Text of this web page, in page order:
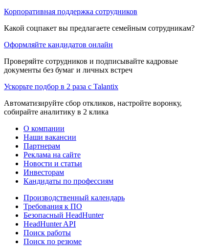
Корпоративная поддержка сотрудников
Какой соцпакет вы предлагаете семейным сотрудникам?
Оформляйте кандидатов онлайн
Проверяйте сотрудников и подписывайте кадровые
документы без бумаг и личных встреч
Ускорьте подбор в 2 раза с Talantix
Автоматизируйте сбор откликов, настройте воронку,
собирайте аналитику в 2 клика
О компании
Наши вакансии
Партнерам
Реклама на сайте
Новости и статьи
Инвесторам
Кандидаты по профессиям
Производственный календарь
Требования к ПО
Безопасный HeadHunter
HeadHunter API
Поиск работы
Поиск по резюме